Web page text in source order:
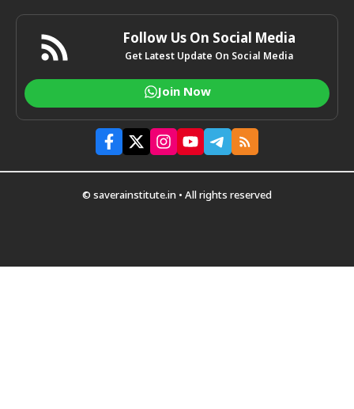
Follow Us On Social Media
Get Latest Update On Social Media
Join Now
© saverainstitute.in • All rights reserved